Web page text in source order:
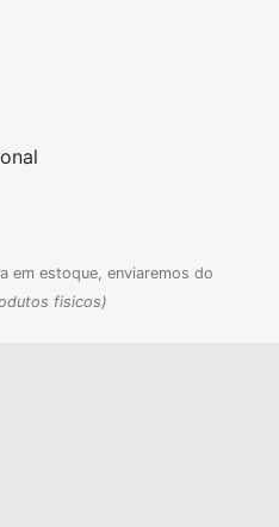
em estoque, enviaremos do
fisicos)